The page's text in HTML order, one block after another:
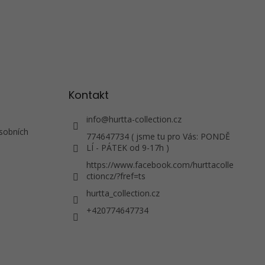
Kontakt
info@hurtta-collection.cz
774647734 ( jsme tu pro Vás: PONDĚ
LÍ - PÁTEK od 9-17h )
https://www.facebook.com/hurttacolle
ctioncz/?fref=ts
hurtta_collection.cz
+420774647734